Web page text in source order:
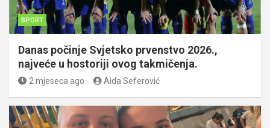
SPORT
Danas počinje Svjetsko prvenstvo 2026.,
najveće u hostoriji ovog takmičenja.
2 mjeseca ago Aida Seferović